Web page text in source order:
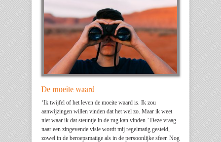
‘Ik twijfel of het leven de moeite waard is. Ik zou
aanwijzingen willen vinden dat het wel zo. Maar ik weet
niet waar ik dat steuntje in de rug kan vinden.’ Deze vraag
naar een zingevende visie wordt mij regelmatig gesteld,
zowel in de beroepsmatige als in de persoonlijke sfeer. Nog